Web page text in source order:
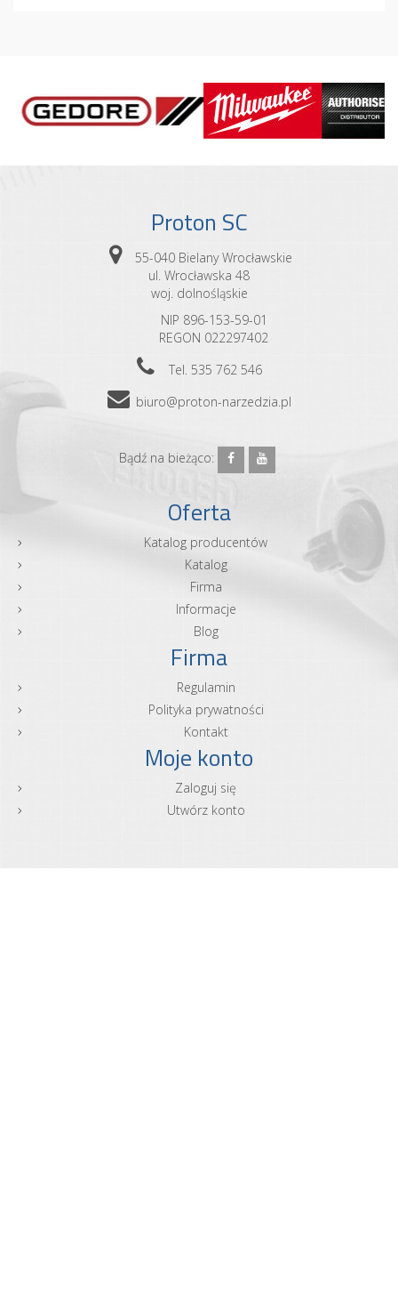
Proton SC
55-040 Bielany Wrocławskie
ul. Wrocławska 48
woj. dolnośląskie
NIP 896-153-59-01
REGON 022297402
Tel. 535 762 546
biuro@proton-narzedzia.pl
Bądź na bieżąco:
Oferta
Katalog producentów
Katalog
Firma
Informacje
Blog
Firma
Regulamin
Polityka prywatności
Kontakt
Moje konto
Zaloguj się
Utwórz konto